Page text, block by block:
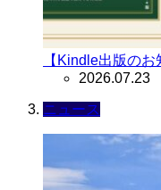
【Kindle出版の
2026.07.23
ニュース